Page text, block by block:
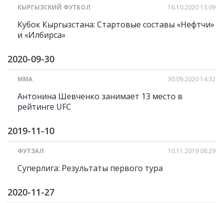
КЫРГЫЗСКИЙ ФУТБОЛ 16.10.2020 13:09
Кубок Кыргызстана: Стартовые составы «Нефтчи»
и «Илбирса»
2020-09-30
ММА 30.09.2020 14:32
Антонина Шевченко занимает 13 место в
рейтинге UFC
2019-11-10
ФУТЗАЛ 10.11.2019 08:29
Суперлига: Результаты первого тура
2020-11-27